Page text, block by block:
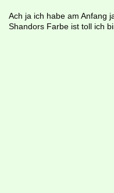
Ach ja ich habe am Anfang
Shandors Farbe ist toll ich